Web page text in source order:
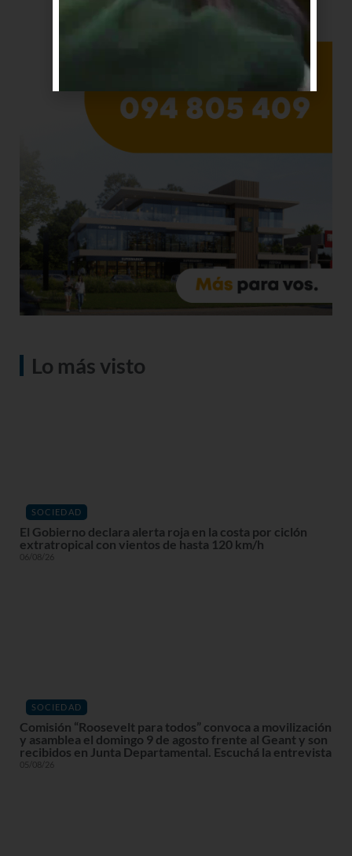
Lo más visto
SOCIEDAD
El Gobierno declara alerta roja en la costa por ciclón
extratropical con vientos de hasta 120 km/h
06/08/26
SOCIEDAD
Comisión “Roosevelt para todos” convoca a movilización
y asamblea el domingo 9 de agosto frente al Geant y son
recibidos en Junta Departamental. Escuchá la entrevista
05/08/26